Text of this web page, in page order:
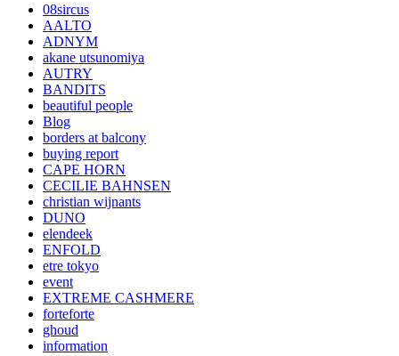
08sircus
AALTO
ADNYM
akane utsunomiya
AUTRY
BANDITS
beautiful people
Blog
borders at balcony
buying report
CAPE HORN
CECILIE BAHNSEN
christian wijnants
DUNO
elendeek
ENFOLD
etre tokyo
event
EXTREME CASHMERE
forteforte
ghoud
information